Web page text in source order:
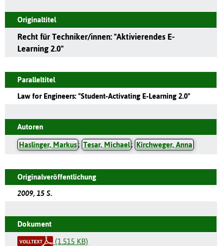
Originaltitel
Recht für Techniker/innen: "Aktivierendes E-
Learning 2.0"
Paralleltitel
Law for Engineers: "Student-Activating E-Learning 2.0"
Autoren
Haslinger, Markus; Tesar, Michael; Kirchweger, Anna
Originalveröffentlichung
2009, 15 S.
Dokument
(1.515 KB)